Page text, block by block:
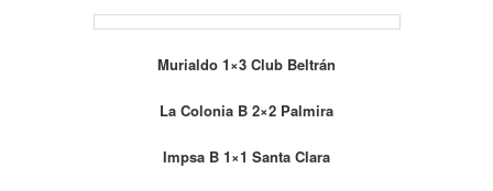
Murialdo 1×3 Club Beltrán
La Colonia B 2×2 Palmira
Impsa B 1×1 Santa Clara